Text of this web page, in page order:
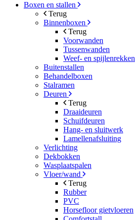
Boxen en stallen
Terug
Binnenboxen
Terug
Voorwanden
Tussenwanden
Weef- en spijlenrekken
Buitenstallen
Behandelboxen
Stalramen
Deuren
Terug
Draaideuren
Schuifdeuren
Hang- en sluitwerk
Lamellenafsluiting
Verlichting
Dekbokken
Wasplaatspalen
Vloer/wand
Terug
Rubber
PVC
Horsefloor gietvloeren